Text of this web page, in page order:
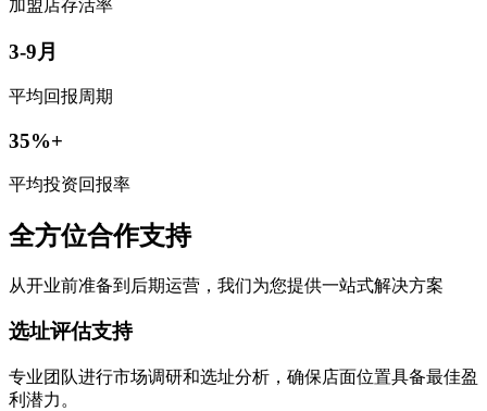
加盟店存活率
3-9月
平均回报周期
35%+
平均投资回报率
全方位合作支持
从开业前准备到后期运营，我们为您提供一站式解决方案
选址评估支持
专业团队进行市场调研和选址分析，确保店面位置具备最佳盈
利潜力。